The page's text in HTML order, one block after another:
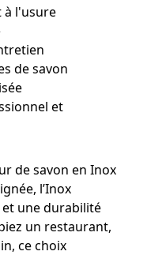
à l'usure
de savon
et
de savon en Inox
l’Inox
une durabilité
un restaurant,
ce choix